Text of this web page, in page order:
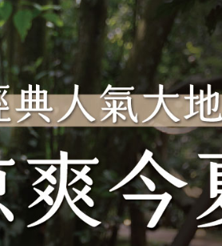
【注意事項】
1.本服務係由「台灣大哥大股份有限公司」（以下
用戶於交易時，得透過本服務購買商品或服務，並
款買賣價金債權讓與本公司後，依約使用本公司帳
2.基於同意付款使用「大哥付你分期」之契約關係
資料（包含姓名、電話或地址）提供予台灣大哥大
用，由本公司與您本人進行分期帳單所需資料之確
3.完整用戶服務條款，請詳閱以下連結：https://
３．收到繳費通知簡訊後14天內，點擊此簡訊中的
／ATM／網路銀行／等多元方式進行付款，方視為
※ 請注意：結帳手續完成當下不需立刻繳費，但若
絡購買商品的店家。未經商家同意取消之訂單仍視
先享後付繳納相關費用。
※ 交易是否成功請以「AFTEE先享後付 」之結帳
是否繳費成功／繳費後需取消欲退款等相關疑問，
付客戶支援中心」https://
【注意事項】
１．透過由恩沛科技股份有限公司提供之「AFTEE
交易，需依本服務之必要範圍內提供個人資料，並
求債權轉讓予恩沛科技股份有限公司。
２．關於個人資料處理事宜，請瀏覽以下網址：
https://aftee.tw/terms/#terms3
３．未成年的使用者請事先徵得法定代理人或監護
「AFTEE先享後付」，若未經同意申辦者引起之損
每筆NT$100，滿NT$1,000(含以上)免運費
7-11取貨付款
每筆NT$100，滿NT$1,000(含以上)免運費
付款後7-11取貨
每筆NT$100，滿NT$1,000(含以上)免運費
宅配
每筆NT$100，滿NT$1,000(含以上)免運費
順豐